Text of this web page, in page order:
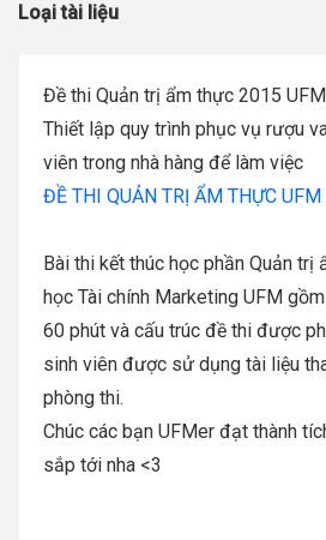
Loại tài liệu
Đề thi Quản trị ẩm thực 2015 UFM
Thiết lập quy trình phục vụ rượu
viên trong nhà hàng để làm việc
ĐỀ THI QUẢN TRỊ ẨM THỰC
Bài thi kết thúc học phần Quản
học Tài chính Marketing UFM
60 phút và cấu trúc đề thi được
sinh viên được sử dụng tài liệu
phòng thi.
Chúc các bạn UFMer đạt thành
sắp tới nha <3